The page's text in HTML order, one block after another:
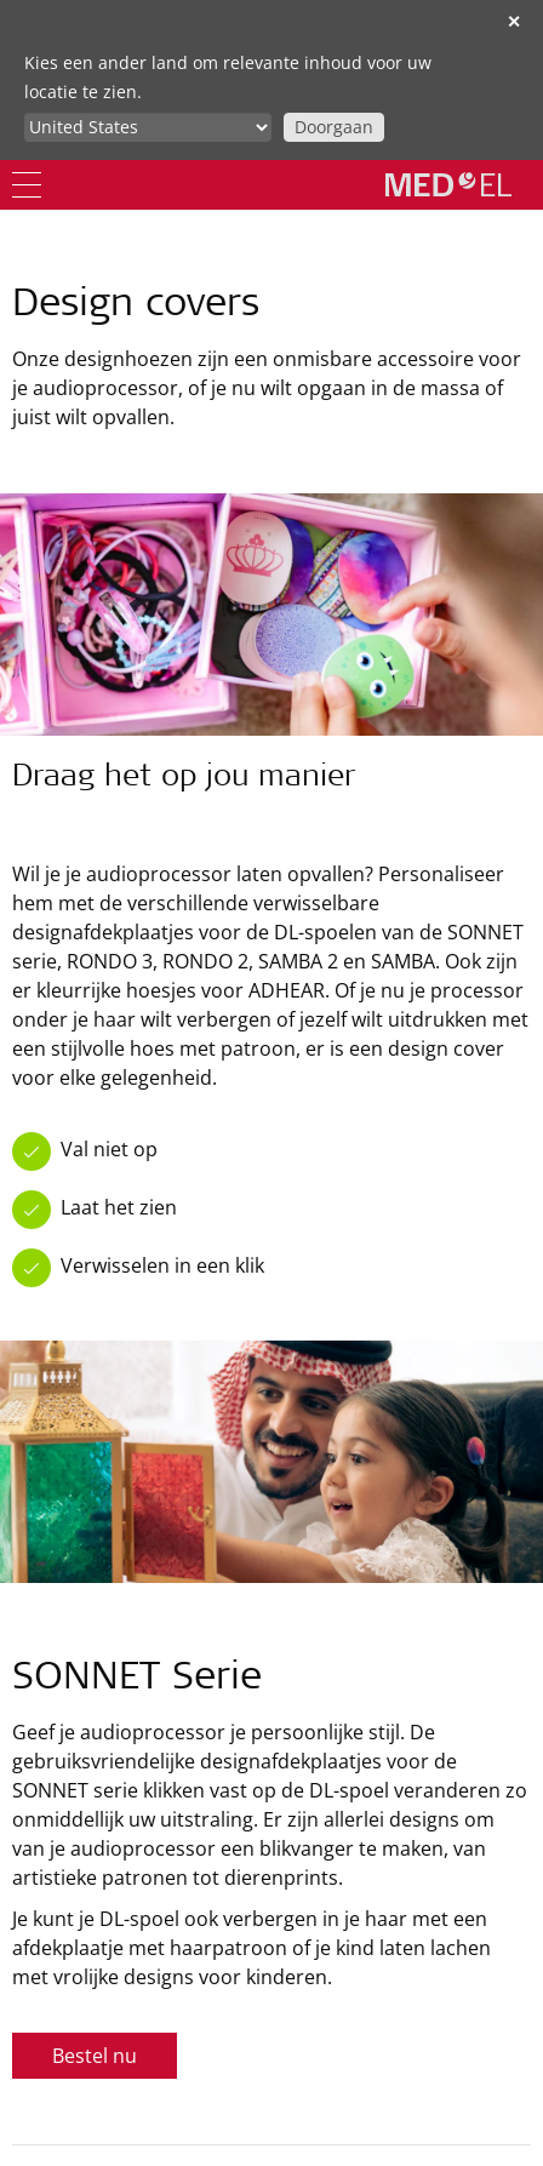
✕
Kies een ander land om relevante inhoud voor uw
locatie te zien.
Doorgaan
Design covers
Onze designhoezen zijn een onmisbare accessoire voor
je audioprocessor, of je nu wilt opgaan in de massa of
juist wilt opvallen.
Draag het op jou manier
Wil je je audioprocessor laten opvallen? Personaliseer
hem met de verschillende verwisselbare
designafdekplaatjes voor de DL-spoelen van de SONNET
serie, RONDO 3, RONDO 2, SAMBA 2 en SAMBA. Ook zijn
er kleurrijke hoesjes voor ADHEAR. Of je nu je processor
onder je haar wilt verbergen of jezelf wilt uitdrukken met
een stijlvolle hoes met patroon, er is een design cover
voor elke gelegenheid.
Val niet op
Laat het zien
Verwisselen in een klik
SONNET Serie
Geef je audioprocessor je persoonlijke stijl. De
gebruiksvriendelijke designafdekplaatjes voor de
SONNET serie klikken vast op de DL-spoel veranderen zo
onmiddellijk uw uitstraling. Er zijn allerlei designs om
van je audioprocessor een blikvanger te maken, van
artistieke patronen tot dierenprints.
Je kunt je DL-spoel ook verbergen in je haar met een
afdekplaatje met haarpatroon of je kind laten lachen
met vrolijke designs voor kinderen.
Bestel nu